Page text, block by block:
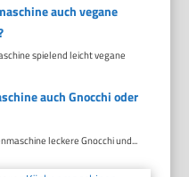
auch vegane
spielend leicht vegane
auch Gnocchi oder
leckere Gnocchi und...